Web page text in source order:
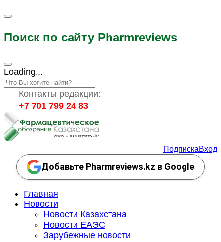
Поиск по сайту Pharmreviews
Loading...
Контакты редакции:
+7 701 799 24 83
ПодпискаВход
Добавьте Pharmreviews.kz в Google
Главная
Новости
Новости Казахстана
Новости ЕАЭС
Зарубежные новости